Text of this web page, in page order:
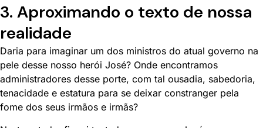
3. Aproximando o texto de nossa
realidade
Daria para imaginar um dos ministros do atual governo na
pele desse nosso herói José? Onde encontramos
administradores desse porte, com tal ousadia, sabedoria,
tenacidade e estatura para se deixar constranger pela
fome dos seus irmãos e irmãs?